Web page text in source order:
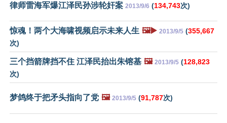
律师雷海军爆江泽民孙涉轮奸案 2013/9/6 (134,743次)
惊魂！两个大海啸视频启示未来人生 🖼️▶️ 2013/9/5 (355,667
次)
三个挡箭牌挡不住 江泽民抬出朱镕基 🖼️ 2013/9/5 (128,823
次)
梦鸽终于把矛头指向了党 🖼️ 2013/9/5 (91,787次)